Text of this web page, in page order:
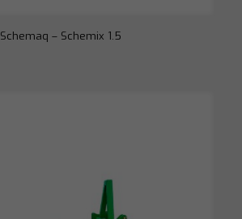
Schemaq – Schemix 1.5
Necessário
Esses cookies
não são
opcionais. São